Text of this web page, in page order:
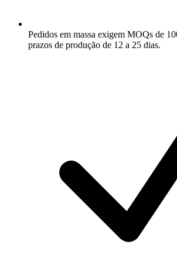
Pedidos em massa exigem MOQs de
prazos de produção de 12 a 25 dias.